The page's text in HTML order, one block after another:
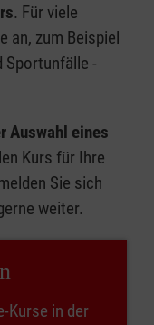
. Für viele
an, zum Beispiel
Sportunfälle -
Auswahl eines
Kurs für Ihre
Sie sich
weiter.
Kurse in der